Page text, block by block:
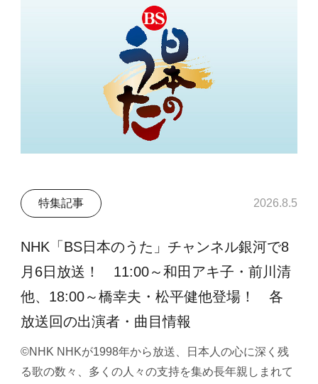
特集記事 2026.8.5
NHK「BS日本のうた」チャンネル銀河で8
月6日放送！ 11:00～和田アキ子・前川清
他、18:00～橋幸夫・松平健他登場！ 各
放送回の出演者・曲目情報
©NHK NHKが1998年から放送、日本人の心に深く残
る歌の数々、多くの人々の支持を集め長年親しまれて